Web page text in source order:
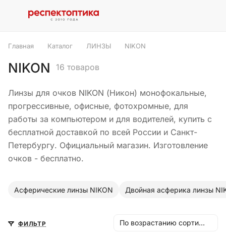
Главная Каталог ЛИНЗЫ NIKON
NIKON 16 товаров
Линзы для очков NIKON (Никон) монофокальные,
прогрессивные, офисные, фотохромные, для
работы за компьютером и для водителей, купить с
бесплатной доставкой по всей России и Санкт-
Петербургу. Официальный магазин. Изготовление
очков - бесплатно.
Асферические линзы NIKON Двойная асферика линзы
ФИЛЬТР По возрастанию сортировки